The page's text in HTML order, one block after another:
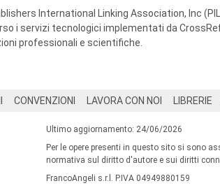
International Linking Association, Inc
i servizi tecnologici implementati da
professionali e scientifiche.
CONVENZIONI LAVORA CON NOI LIBRERIE
Ultimo aggiornamento: 24/06/2026
Per le opere presenti in questo sito si sono
normativa sul diritto d'autore e sui diritti
FrancoAngeli s.r.l. P.IVA 04949880159